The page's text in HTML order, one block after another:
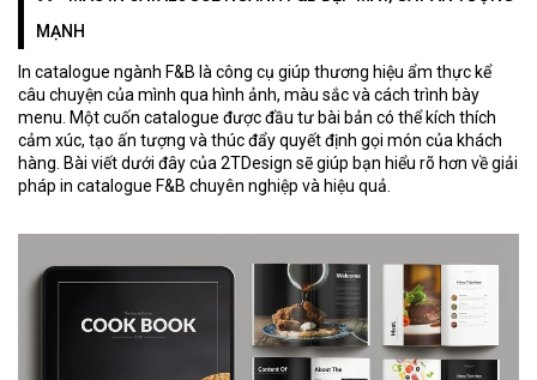
MẠNH
In catalogue ngành F&B là công cụ giúp thương hiệu ẩm thực kể
câu chuyện của mình qua hình ảnh, màu sắc và cách trình bày
menu. Một cuốn catalogue được đầu tư bài bản có thể kích thích
cảm xúc, tạo ấn tượng và thúc đẩy quyết định gọi món của khách
hàng. Bài viết dưới đây của 2TDesign sẽ giúp bạn hiểu rõ hơn về giải
pháp in catalogue F&B chuyên nghiệp và hiệu quả.